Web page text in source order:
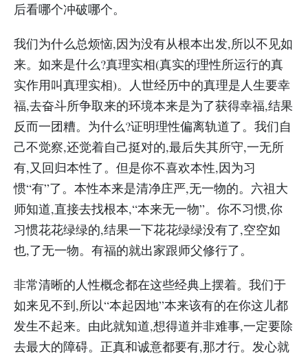
后看哪个冲破哪个。
我们为什么总烦恼,因为没有从根本出发,所以不见如
来。如来是什么?真理实相(真实的理性所运行的真
实作用叫真理实相)。人世经历中的真理是人生要幸
福,去奋斗所争取来的环境本来是为了获得幸福,结果
反而一团糟。为什么?证明理性偏离轨道了。我们自
己不觉察,还觉着自己挺对的,最后失其所守,一无所
有,又回归本性了。但是你不喜欢本性,因为习
惯“有”了。本性本来是清净庄严,无一物的。六祖大
师知道,直接去找根本,“本来无一物”。你不习惯,你
习惯花花绿绿的,结果一下花花绿绿没有了,空空如
也,了无一物。有福的就出家跟师父修行了。
非常清晰的人性概念都在这些经典上摆着。我们于
如来见不到,所以“本起因地”本来该有的在你这儿都
发生不起来。由此就知道,想得道并非难事,一定要除
去最大的障碍。正真和诚意都要有,那才行。发心就